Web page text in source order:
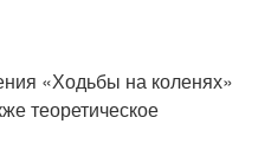
«Ходьбы на коленях»
теоретическое